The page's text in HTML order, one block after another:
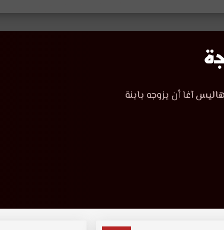
آغا أن يزوجه بابنة